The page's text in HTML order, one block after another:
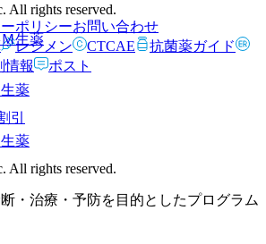
生薬
生薬
生薬
rights reserved.
ポリシーお問い合わせ
レジメン CTCAE
抗菌薬ガイド
情報 ポスト
引
rights reserved.
・治療・予防を目的としたプログラム